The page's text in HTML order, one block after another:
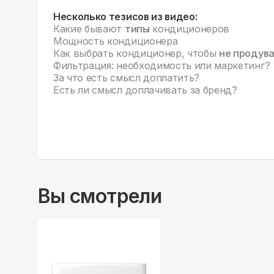
Несколько тезисов из видео:
Какие бывают типы кондиционеров
Мощность кондиционера
Как выбрать кондиционер, чтобы не
Фильтрация: необходимость или маркетинг?
За что есть смысл доплатить?
Есть ли смысл доплачивать за бренд?
Вы смотрели